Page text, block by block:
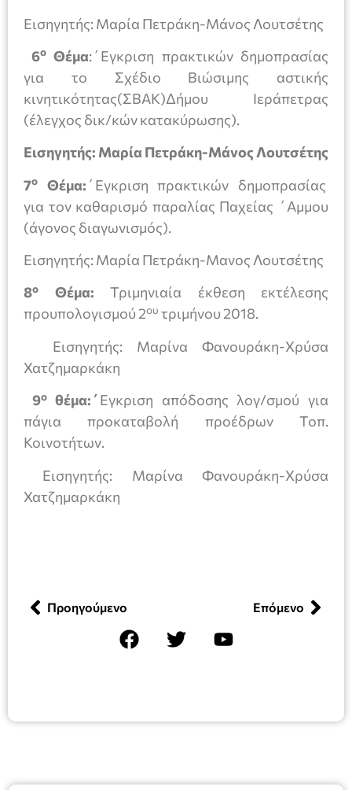
Εισηγητής: Μαρία Πετράκη-Μάνος Λουτσέτης
6ο Θέμα:΄Εγκριση πρακτικών δημοπρασίας
για το Σχέδιο Βιώσιμης αστικής
κινητικότητας(ΣΒΑΚ)Δήμου Ιεράπετρας
(έλεγχος δικ/κών κατακύρωσης).
Εισηγητής: Μαρία Πετράκη-Μάνος Λουτσέτης
7ο Θέμα: ΄Εγκριση πρακτικών δημοπρασίας
για τον καθαρισμό παραλίας Παχείας ΄Αμμου
(άγονος διαγωνισμός).
Εισηγητής: Μαρία Πετράκη-Μανος Λουτσέτης
8ο Θέμα: Τριμηνιαία έκθεση εκτέλεσης
προυπολογισμού 2ου τριμήνου 2018.
Εισηγητής: Μαρίνα Φανουράκη-Χρύσα
Χατζημαρκάκη
9οθέμα:΄Εγκριση απόδοσης λογ/σμού για
πάγια προκαταβολή προέδρων Τοπ.
Κοινοτήτων.
Εισηγητής: Μαρίνα Φανουράκη-Χρύσα
Χατζημαρκάκη
Προηγούμενο Επόμενο